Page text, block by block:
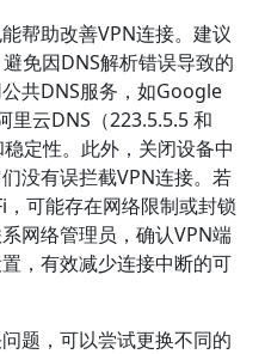
帮助改善VPN连接。建议
免因DNS解析错误导致的
共DNS服务，如Google
里云DNS（223.5.5.5 和
定性。此外，关闭设备中
没有误拦截VPN连接。若
可能存在网络限制或封锁
网络管理员，确认VPN端
，有效减少连接中断的可
题，可以尝试更换不同的